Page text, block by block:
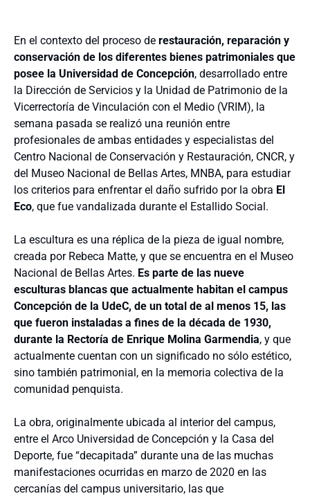
En el contexto del proceso de restauración, reparación y
conservación de los diferentes bienes patrimoniales que
posee la Universidad de Concepción, desarrollado entre
la Dirección de Servicios y la Unidad de Patrimonio de la
Vicerrectoría de Vinculación con el Medio (VRIM), la
semana pasada se realizó una reunión entre
profesionales de ambas entidades y especialistas del
Centro Nacional de Conservación y Restauración, CNCR, y
del Museo Nacional de Bellas Artes, MNBA, para estudiar
los criterios para enfrentar el daño sufrido por la obra El
Eco, que fue vandalizada durante el Estallido Social.
La escultura es una réplica de la pieza de igual nombre,
creada por Rebeca Matte, y que se encuentra en el Museo
Nacional de Bellas Artes. Es parte de las nueve
esculturas blancas que actualmente habitan el campus
Concepción de la UdeC, de un total de al menos 15, las
que fueron instaladas a fines de la década de 1930,
durante la Rectoría de Enrique Molina Garmendia, y que
actualmente cuentan con un significado no sólo estético,
sino también patrimonial, en la memoria colectiva de la
comunidad penquista.
La obra, originalmente ubicada al interior del campus,
entre el Arco Universidad de Concepción y la Casa del
Deporte, fue “decapitada” durante una de las muchas
manifestaciones ocurridas en marzo de 2020 en las
cercanías del campus universitario, las que